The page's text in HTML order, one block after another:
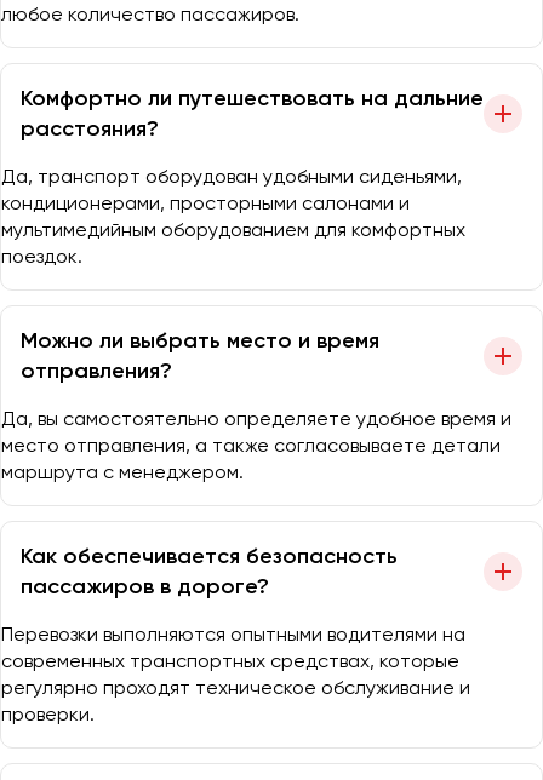
любое количество пассажиров.
Комфортно ли путешествовать на дальние
расстояния?
Да, транспорт оборудован удобными сиденьями,
кондиционерами, просторными салонами и
мультимедийным оборудованием для комфортных
поездок.
Можно ли выбрать место и время
отправления?
Да, вы самостоятельно определяете удобное время и
место отправления, а также согласовываете детали
маршрута с менеджером.
Как обеспечивается безопасность
пассажиров в дороге?
Перевозки выполняются опытными водителями на
современных транспортных средствах, которые
регулярно проходят техническое обслуживание и
проверки.